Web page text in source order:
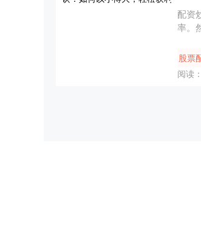
配资
率。
股票
阅读：